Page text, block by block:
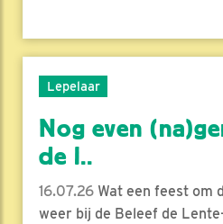
Lepelaar
Nog even
de l..
16.07.26 Wat een feest om
weer bij de Beleef de